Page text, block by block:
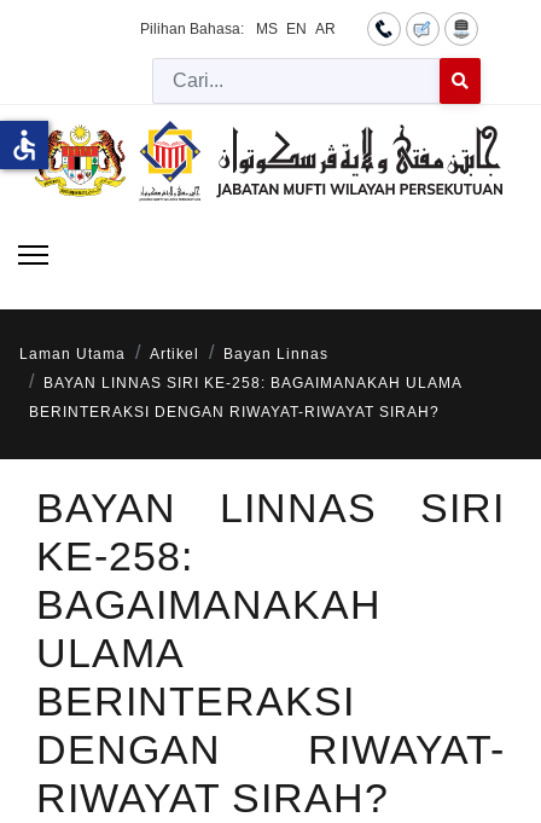
Pilihan Bahasa: MS EN AR
Cari
Laman Utama Artikel
Bayan Linnas
BAYAN LINNAS SIRI KE-258: BAGAIMANAKAH ULAMA
BERINTERAKSI DENGAN RIWAYAT-RIWAYAT SIRAH?
BAYAN LINNAS SIRI
KE-258:
BAGAIMANAKAH
ULAMA
BERINTERAKSI
DENGAN RIWAYAT-
RIWAYAT SIRAH?
accessible